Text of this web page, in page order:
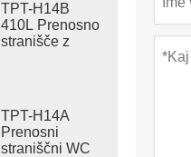
TPT-H14B
410L Prenosno
stranišče z
prenosna
straniščna
školjka
TPT-H14A
Prenosni
straniščni WC